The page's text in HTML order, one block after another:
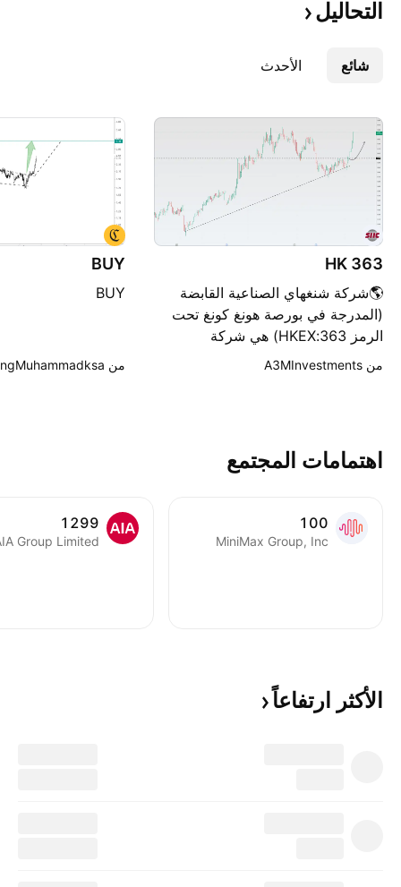
التحاليل
شائع الأحدث
363 HK
🌎شركة شنغهاي الصناعية القابضة
(المدرجة في بورصة هونغ كونغ تحت
الرمز 363:HKEX) هي شركة
استثمارية قابضة، والشركة الرئيسية
لمجموعة شركات شنغهاي الصناعية
الاستثمارات في مشاريع الطرق
من ‎A3MInvestments‎
BUY
BUY
من ‎EngMuhammadksa‎
اهتمامات المجتمع
100
MiniMax Group, Inc
1299
Group Limited
الأكثر ارتفاعاً